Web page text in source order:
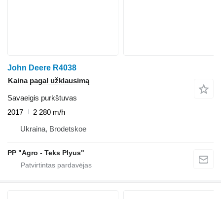
John Deere R4038
Kaina pagal užklausimą
Savaeigis purkštuvas
2017
2 280 m/h
Ukraina, Brodetskoe
PP "Agro - Teks Plyus"